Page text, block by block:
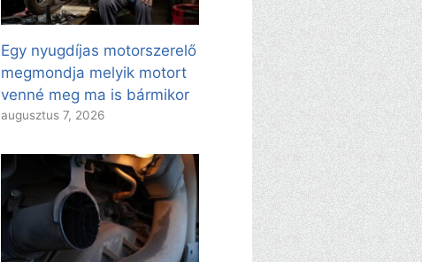
Egy nyugdíjas motorszerelő
megmondja melyik motort
venné meg ma is bármikor
augusztus 7, 2026